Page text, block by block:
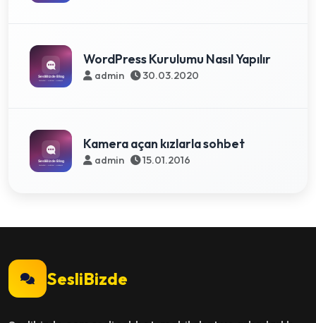
WordPress Kurulumu Nasıl Yapılır
admin 30.03.2020
Kamera açan kızlarla sohbet
admin 15.01.2016
SesliBizde